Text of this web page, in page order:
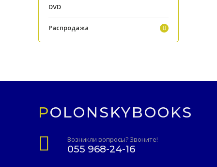
DVD
Распродажа
POLONSKYBOOKS
Возникли вопросы? Звоните!
055 968-24-16